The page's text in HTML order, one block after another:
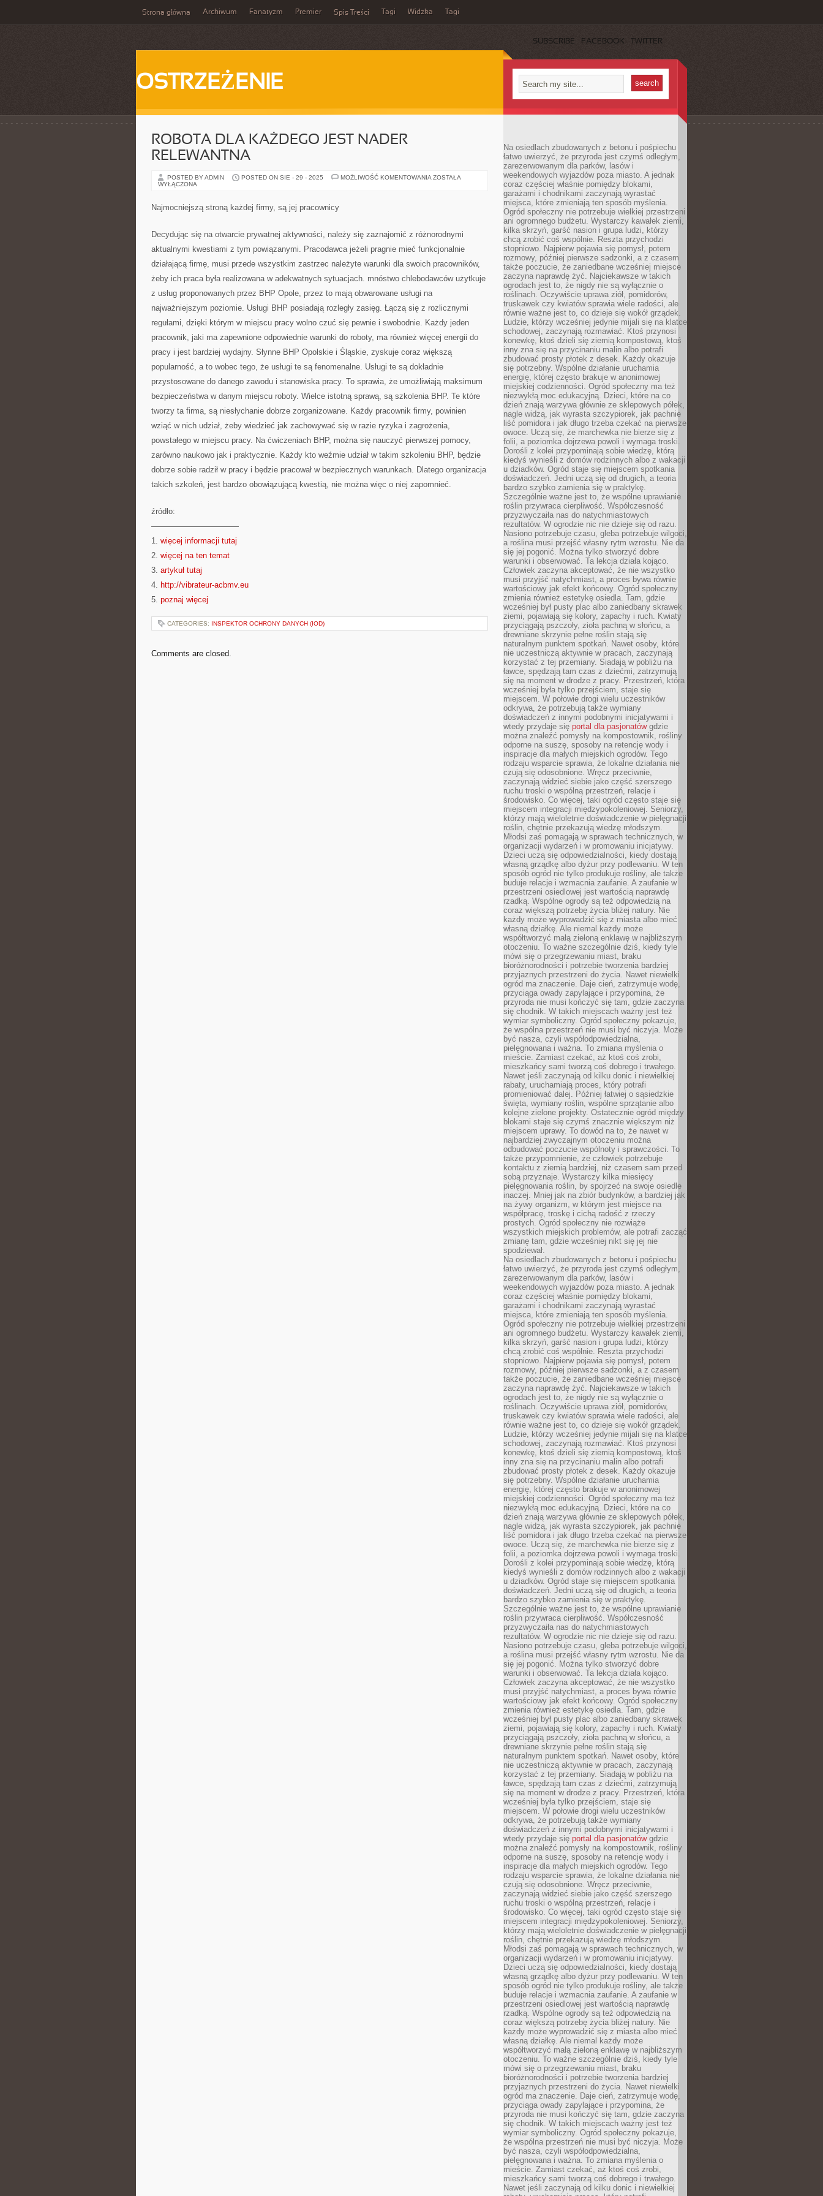
Strona główna Archiwum Fanatyzm Premier Spis Treści Tagi Widzka Tagi
SUBSCRIBE FACEBOOK TWITTER
OSTRZEŻENIE
ROBOTA DLA KAŻDEGO JEST NADER
RELEWANTNA
POSTED BY ADMIN POSTED ON SIE - 29 - 2025 MOŻLIWOŚĆ KOMENTOWANIA ROBOTA
ZOSTAŁA
WYŁĄCZONA
Najmocniejszą stroną każdej firmy, są jej pracownicy
Decydując się na otwarcie prywatnej aktywności, należy się zaznajomić z różnorodnymi
aktualnymi kwestiami z tym powiązanymi. Pracodawca jeżeli pragnie mieć funkcjonalnie
działającą firmę, musi przede wszystkim zastrzec należyte warunki dla swoich pracowników,
żeby ich praca była realizowana w adekwatnych sytuacjach. mnóstwo chlebodawców użytkuje
z usług proponowanych przez BHP Opole, przez to mają obwarowane usługi na
najważniejszym poziomie. Usługi BHP posiadają rozległy zasięg. Łączą się z rozlicznymi
regułami, dzięki którym w miejscu pracy wolno czuć się pewnie i swobodnie. Każdy jeden
pracownik, jaki ma zapewnione odpowiednie warunki do roboty, ma również więcej energii do
pracy i jest bardziej wydajny. Słynne BHP Opolskie i Śląskie, zyskuje coraz większą
popularność, a to wobec tego, że usługi te są fenomenalne. Usługi te są dokładnie
przystosowane do danego zawodu i stanowiska pracy. To sprawia, że umożliwiają maksimum
bezpieczeństwa w danym miejscu roboty. Wielce istotną sprawą, są szkolenia BHP. Te które
tworzy ta firma, są niesłychanie dobrze zorganizowane. Każdy pracownik firmy, powinien
wziąć w nich udział, żeby wiedzieć jak zachowywać się w razie ryzyka i zagrożenia,
powstałego w miejscu pracy. Na ćwiczeniach BHP, można się nauczyć pierwszej pomocy,
zarówno naukowo jak i praktycznie. Każdy kto weźmie udział w takim szkoleniu BHP, będzie
dobrze sobie radził w pracy i będzie pracował w bezpiecznych warunkach. Dlatego organizacja
takich szkoleń, jest bardzo obowiązującą kwestią, nie można więc o niej zapomnieć.
źródło:
———————————
1. więcej informacji tutaj
2. więcej na ten temat
3. artykuł tutaj
4. http://vibrateur-acbmv.eu
5. poznaj więcej
CATEGORIES: INSPEKTOR OCHRONY DANYCH (IOD)
Comments are closed.
Na osiedlach zbudowanych z betonu i pośpiechu
łatwo uwierzyć, że przyroda jest czymś odległym,
zarezerwowanym dla parków, lasów i
weekendowych wyjazdów poza miasto. A jednak
coraz częściej właśnie pomiędzy blokami,
garażami i chodnikami zaczynają wyrastać
miejsca, które zmieniają ten sposób myślenia.
Ogród społeczny nie potrzebuje wielkiej przestrzeni
ani ogromnego budżetu. Wystarczy kawałek ziemi,
kilka skrzyń, garść nasion i grupa ludzi, którzy
chcą zrobić coś wspólnie. Reszta przychodzi
stopniowo. Najpierw pojawia się pomysł, potem
rozmowy, później pierwsze sadzonki, a z czasem
także poczucie, że zaniedbane wcześniej miejsce
zaczyna naprawdę żyć. Najciekawsze w takich
ogrodach jest to, że nigdy nie są wyłącznie o
roślinach. Oczywiście uprawa ziół, pomidorów,
truskawek czy kwiatów sprawia wiele radości, ale
równie ważne jest to, co dzieje się wokół grządek.
Ludzie, którzy wcześniej jedynie mijali się na klatce
schodowej, zaczynają rozmawiać. Ktoś przynosi
konewkę, ktoś dzieli się ziemią kompostową, ktoś
inny zna się na przycinaniu malin albo potrafi
zbudować prosty płotek z desek. Każdy okazuje
się potrzebny. Wspólne działanie uruchamia
energię, której często brakuje w anonimowej
miejskiej codzienności. Ogród społeczny ma też
niezwykłą moc edukacyjną. Dzieci, które na co
dzień znają warzywa głównie ze sklepowych półek,
nagle widzą, jak wyrasta szczypiorek, jak pachnie
liść pomidora i jak długo trzeba czekać na pierwsze
owoce. Uczą się, że marchewka nie bierze się z
folii, a poziomka dojrzewa powoli i wymaga troski.
Dorośli z kolei przypominają sobie wiedzę, którą
kiedyś wynieśli z domów rodzinnych albo z wakacji
u dziadków. Ogród staje się miejscem spotkania
doświadczeń. Jedni uczą się od drugich, a teoria
bardzo szybko zamienia się w praktykę.
Szczególnie ważne jest to, że wspólne uprawianie
roślin przywraca cierpliwość. Współczesność
przyzwyczaiła nas do natychmiastowych
rezultatów. W ogrodzie nic nie dzieje się od razu.
Nasiono potrzebuje czasu, gleba potrzebuje wilgoci,
a roślina musi przejść własny rytm wzrostu. Nie da
się jej pogonić. Można tylko stworzyć dobre
warunki i obserwować. Ta lekcja działa kojąco.
Człowiek zaczyna akceptować, że nie wszystko
musi przyjść natychmiast, a proces bywa równie
wartościowy jak efekt końcowy. Ogród społeczny
zmienia również estetykę osiedla. Tam, gdzie
wcześniej był pusty plac albo zaniedbany skrawek
ziemi, pojawiają się kolory, zapachy i ruch. Kwiaty
przyciągają pszczoły, zioła pachną w słońcu, a
drewniane skrzynie pełne roślin stają się
naturalnym punktem spotkań. Nawet osoby, które
nie uczestniczą aktywnie w pracach, zaczynają
korzystać z tej przemiany. Siadają w pobliżu na
ławce, spędzają tam czas z dziećmi, zatrzymują
się na moment w drodze z pracy. Przestrzeń, która
wcześniej była tylko przejściem, staje się
miejscem. W połowie drogi wielu uczestników
odkrywa, że potrzebują także wymiany
doświadczeń z innymi podobnymi inicjatywami i
wtedy przydaje się portal dla pasjonatówgdzie
można znaleźć pomysły na kompostownik, rośliny
odporne na suszę, sposoby na retencję wody i
inspiracje dla małych miejskich ogrodów. Tego
rodzaju wsparcie sprawia, że lokalne działania nie
czują się odosobnione. Wręcz przeciwnie,
zaczynają widzieć siebie jako część szerszego
ruchu troski o wspólną przestrzeń, relacje i
środowisko. Co więcej, taki ogród często staje się
miejscem integracji międzypokoleniowej. Seniorzy,
którzy mają wieloletnie doświadczenie w pielęgnacji
roślin, chętnie przekazują wiedzę młodszym.
Młodsi zaś pomagają w sprawach technicznych, w
organizacji wydarzeń i w promowaniu inicjatywy.
Dzieci uczą się odpowiedzialności, kiedy dostają
własną grządkę albo dyżur przy podlewaniu. W ten
sposób ogród nie tylko produkuje rośliny, ale także
buduje relacje i wzmacnia zaufanie. A zaufanie w
przestrzeni osiedlowej jest wartością naprawdę
rzadką. Wspólne ogrody są też odpowiedzią na
coraz większą potrzebę życia bliżej natury. Nie
każdy może wyprowadzić się z miasta albo mieć
własną działkę. Ale niemal każdy może
współtworzyć małą zieloną enklawę w najbliższym
otoczeniu. To ważne szczególnie dziś, kiedy tyle
mówi się o przegrzewaniu miast, braku
bioróżnorodności i potrzebie tworzenia bardziej
przyjaznych przestrzeni do życia. Nawet niewielki
ogród ma znaczenie. Daje cień, zatrzymuje wodę,
przyciąga owady zapylające i przypomina, że
przyroda nie musi kończyć się tam, gdzie zaczyna
się chodnik. W takich miejscach ważny jest też
wymiar symboliczny. Ogród społeczny pokazuje,
że wspólna przestrzeń nie musi być niczyja. Może
być nasza, czyli współodpowiedzialna,
pielęgnowana i ważna. To zmiana myślenia o
mieście. Zamiast czekać, aż ktoś coś zrobi,
mieszkańcy sami tworzą coś dobrego i trwałego.
Nawet jeśli zaczynają od kilku donic i niewielkiej
rabaty, uruchamiają proces, który potrafi
promieniować dalej. Później łatwiej o sąsiedzkie
święta, wymiany roślin, wspólne sprzątanie albo
kolejne zielone projekty. Ostatecznie ogród między
blokami staje się czymś znacznie większym niż
miejscem uprawy. To dowód na to, że nawet w
najbardziej zwyczajnym otoczeniu można
odbudować poczucie wspólnoty i sprawczości. To
także przypomnienie, że człowiek potrzebuje
kontaktu z ziemią bardziej, niż czasem sam przed
sobą przyznaje. Wystarczy kilka miesięcy
pielęgnowania roślin, by spojrzeć na swoje osiedle
inaczej. Mniej jak na zbiór budynków, a bardziej jak
na żywy organizm, w którym jest miejsce na
współpracę, troskę i cichą radość z rzeczy
prostych. Ogród społeczny nie rozwiąże
wszystkich miejskich problemów, ale potrafi zacząć
zmianę tam, gdzie wcześniej nikt się jej nie
spodziewał.
Na osiedlach zbudowanych z betonu i pośpiechu
łatwo uwierzyć, że przyroda jest czymś odległym,
zarezerwowanym dla parków, lasów i
weekendowych wyjazdów poza miasto. A jednak
coraz częściej właśnie pomiędzy blokami,
garażami i chodnikami zaczynają wyrastać
miejsca, które zmieniają ten sposób myślenia.
Ogród społeczny nie potrzebuje wielkiej przestrzeni
ani ogromnego budżetu. Wystarczy kawałek ziemi,
kilka skrzyń, garść nasion i grupa ludzi, którzy
chcą zrobić coś wspólnie. Reszta przychodzi
stopniowo. Najpierw pojawia się pomysł, potem
rozmowy, później pierwsze sadzonki, a z czasem
także poczucie, że zaniedbane wcześniej miejsce
zaczyna naprawdę żyć. Najciekawsze w takich
ogrodach jest to, że nigdy nie są wyłącznie o
roślinach. Oczywiście uprawa ziół, pomidorów,
truskawek czy kwiatów sprawia wiele radości, ale
równie ważne jest to, co dzieje się wokół grządek.
Ludzie, którzy wcześniej jedynie mijali się na klatce
schodowej, zaczynają rozmawiać. Ktoś przynosi
konewkę, ktoś dzieli się ziemią kompostową, ktoś
inny zna się na przycinaniu malin albo potrafi
zbudować prosty płotek z desek. Każdy okazuje
się potrzebny. Wspólne działanie uruchamia
energię, której często brakuje w anonimowej
miejskiej codzienności. Ogród społeczny ma też
niezwykłą moc edukacyjną. Dzieci, które na co
dzień znają warzywa głównie ze sklepowych półek,
nagle widzą, jak wyrasta szczypiorek, jak pachnie
liść pomidora i jak długo trzeba czekać na pierwsze
owoce. Uczą się, że marchewka nie bierze się z
folii, a poziomka dojrzewa powoli i wymaga troski.
Dorośli z kolei przypominają sobie wiedzę, którą
kiedyś wynieśli z domów rodzinnych albo z wakacji
u dziadków. Ogród staje się miejscem spotkania
doświadczeń. Jedni uczą się od drugich, a teoria
bardzo szybko zamienia się w praktykę.
Szczególnie ważne jest to, że wspólne uprawianie
roślin przywraca cierpliwość. Współczesność
przyzwyczaiła nas do natychmiastowych
rezultatów. W ogrodzie nic nie dzieje się od razu.
Nasiono potrzebuje czasu, gleba potrzebuje wilgoci,
a roślina musi przejść własny rytm wzrostu. Nie da
się jej pogonić. Można tylko stworzyć dobre
warunki i obserwować. Ta lekcja działa kojąco.
Człowiek zaczyna akceptować, że nie wszystko
musi przyjść natychmiast, a proces bywa równie
wartościowy jak efekt końcowy. Ogród społeczny
zmienia również estetykę osiedla. Tam, gdzie
wcześniej był pusty plac albo zaniedbany skrawek
ziemi, pojawiają się kolory, zapachy i ruch. Kwiaty
przyciągają pszczoły, zioła pachną w słońcu, a
drewniane skrzynie pełne roślin stają się
naturalnym punktem spotkań. Nawet osoby, które
nie uczestniczą aktywnie w pracach, zaczynają
korzystać z tej przemiany. Siadają w pobliżu na
ławce, spędzają tam czas z dziećmi, zatrzymują
się na moment w drodze z pracy. Przestrzeń, która
wcześniej była tylko przejściem, staje się
miejscem. W połowie drogi wielu uczestników
odkrywa, że potrzebują także wymiany
doświadczeń z innymi podobnymi inicjatywami i
wtedy przydaje się portal dla pasjonatówgdzie
można znaleźć pomysły na kompostownik, rośliny
odporne na suszę, sposoby na retencję wody i
inspiracje dla małych miejskich ogrodów. Tego
rodzaju wsparcie sprawia, że lokalne działania nie
czują się odosobnione. Wręcz przeciwnie,
zaczynają widzieć siebie jako część szerszego
ruchu troski o wspólną przestrzeń, relacje i
środowisko. Co więcej, taki ogród często staje się
miejscem integracji międzypokoleniowej. Seniorzy,
którzy mają wieloletnie doświadczenie w pielęgnacji
roślin, chętnie przekazują wiedzę młodszym.
Młodsi zaś pomagają w sprawach technicznych, w
organizacji wydarzeń i w promowaniu inicjatywy.
Dzieci uczą się odpowiedzialności, kiedy dostają
własną grządkę albo dyżur przy podlewaniu. W ten
sposób ogród nie tylko produkuje rośliny, ale także
buduje relacje i wzmacnia zaufanie. A zaufanie w
przestrzeni osiedlowej jest wartością naprawdę
rzadką. Wspólne ogrody są też odpowiedzią na
coraz większą potrzebę życia bliżej natury. Nie
każdy może wyprowadzić się z miasta albo mieć
własną działkę. Ale niemal każdy może
współtworzyć małą zieloną enklawę w najbliższym
otoczeniu. To ważne szczególnie dziś, kiedy tyle
mówi się o przegrzewaniu miast, braku
bioróżnorodności i potrzebie tworzenia bardziej
przyjaznych przestrzeni do życia. Nawet niewielki
ogród ma znaczenie. Daje cień, zatrzymuje wodę,
przyciąga owady zapylające i przypomina, że
przyroda nie musi kończyć się tam, gdzie zaczyna
się chodnik. W takich miejscach ważny jest też
wymiar symboliczny. Ogród społeczny pokazuje,
że wspólna przestrzeń nie musi być niczyja. Może
być nasza, czyli współodpowiedzialna,
pielęgnowana i ważna. To zmiana myślenia o
mieście. Zamiast czekać, aż ktoś coś zrobi,
mieszkańcy sami tworzą coś dobrego i trwałego.
Nawet jeśli zaczynają od kilku donic i niewielkiej